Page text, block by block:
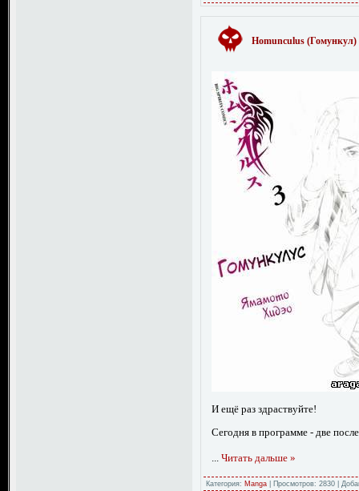
Homunculus
И ещё раз здраствуйте!
Сегодня в программе - две
Читать дальше »
Категория: Manga Просмотров: 2830